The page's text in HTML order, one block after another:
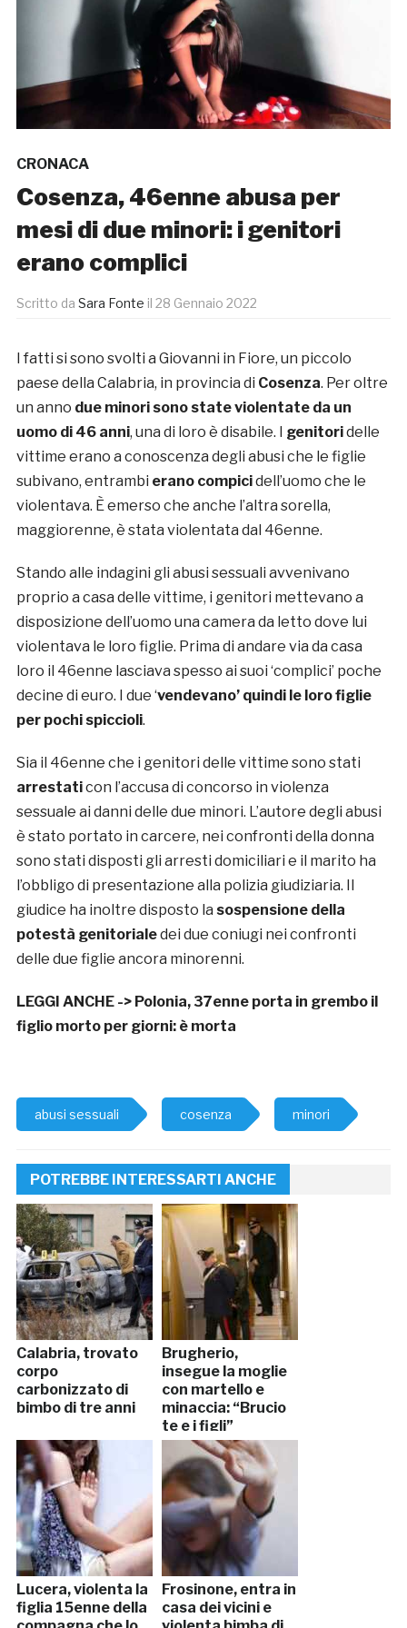
CRONACA
Cosenza, 46enne abusa per
mesi di due minori: i genitori
erano complici
Scritto da Sara Fonte il 28 Gennaio 2022
I fatti si sono svolti a Giovanni in Fiore, un piccolo
paese della Calabria, in provincia di Cosenza. Per oltre
un anno due minori sono state violentate da un
uomo di 46 anni, una di loro è disabile. I genitoridelle
vittime erano a conoscenza degli abusi che le figlie
subivano, entrambi erano compicidell’uomo che le
violentava. È emerso che anche l’altra sorella,
maggiorenne, è stata violentata dal 46enne.
Stando alle indagini gli abusi sessuali avvenivano
proprio a casa delle vittime, i genitori mettevano a
disposizione dell’uomo una camera da letto dove lui
violentava le loro figlie. Prima di andare via da casa
loro il 46enne lasciava spesso ai suoi ‘complici’ poche
decine di euro. I due ‘vendevano’ quindi le loro figlie
per pochi spiccioli.
Sia il 46enne che i genitori delle vittime sono stati
arrestaticon l’accusa di concorso in violenza
sessuale ai danni delle due minori. L’autore degli abusi
è stato portato in carcere, nei confronti della donna
sono stati disposti gli arresti domiciliari e il marito ha
l’obbligo di presentazione alla polizia giudiziaria. Il
giudice ha inoltre disposto la sospensione della
potestà genitorialedei due coniugi nei confronti
delle due figlie ancora minorenni.
LEGGI ANCHE -> Polonia, 37enne porta in grembo il
figlio morto per giorni: è morta
abusi sessuali cosenza minori
POTREBBE INTERESSARTI ANCHE
Calabria, trovato
corpo
carbonizzato di
bimbo di tre anni
Brugherio,
insegue la moglie
con martello e
minaccia: “Brucio
te e i figli”
Lucera, violenta la
figlia 15enne della
Frosinone, entra in
casa dei vicini e